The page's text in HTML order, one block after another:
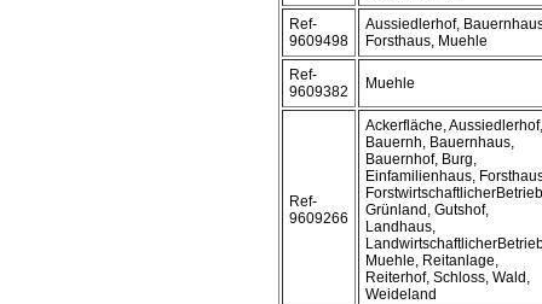
Ref-
9609498
Aussiedlerhof,
Forsthaus, Muehle
Ref-
9609382
Muehle
Ref-
9609266
Ackerfläche, Aussiedlerhof,
Bauernh, Bauernhaus,
Bauernhof, Burg,
Einfamilienhaus,
Grünland, Gutshof,
Landhaus,
Muehle, Reitanlage,
Reiterhof, Schloss, Wald,
Weideland